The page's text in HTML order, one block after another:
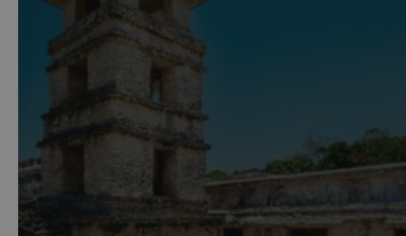
V mexickém státě Chiapas se nachází perla Mexika –